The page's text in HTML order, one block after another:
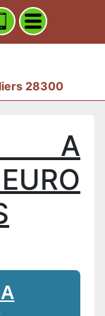
28300
A